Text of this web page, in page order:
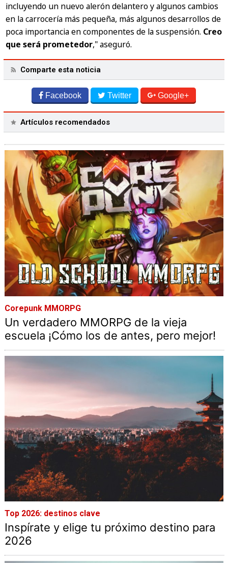
incluyendo un nuevo alerón delantero y algunos cambios
en la carrocería más pequeña, más algunos desarrollos de
poca importancia en componentes de la suspensión. Creo
que será prometedor,"aseguró.
Comparte esta noticia
Facebook Twitter Google+
Artículos recomendados
Corepunk MMORPG
Un verdadero MMORPG de la vieja
escuela ¡Cómo los de antes, pero mejor!
Top 2026: destinos clave
Inspírate y elige tu próximo destino para
2026